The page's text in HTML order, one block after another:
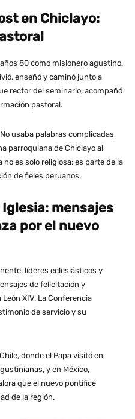
en Chiclayo:
80 como misionero agustino.
enseñó y caminó junto a
rector del seminario, acompañó
pastoral.
usaba palabras complicadas,
parroquiana de Chiclayo al
no es solo religiosa: es parte de la
de fieles peruanos.
mensajes
por el nuevo
líderes eclesiásticos y
de felicitación y
XIV. La Conferencia
de servicio y su
donde el Papa visitó en
y en México,
que el nuevo pontífice
de la región.